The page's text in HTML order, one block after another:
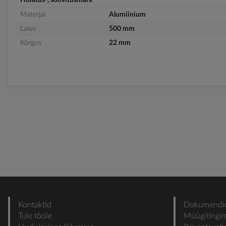
Materjal
Alumiinium
Laius
500 mm
Kõrgus
22 mm
Kontaktid
Tule tööle